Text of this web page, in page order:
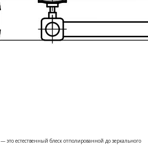
— это естественный блеск отполированной до зеркального